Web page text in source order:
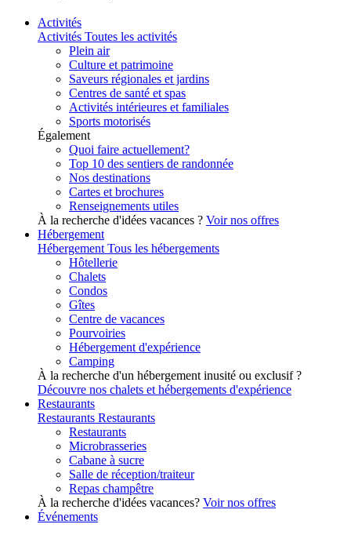
Activités
Activités Toutes les activités
Plein air
Culture et patrimoine
Saveurs régionales et jardins
Centres de santé et spas
Activités intérieures et familiales
Sports motorisés
Également
Quoi faire actuellement?
Top 10 des sentiers de randonnée
Nos destinations
Cartes et brochures
Renseignements utiles
À la recherche d'idées vacances ? Voir nos offres
Hébergement
Hébergement Tous les hébergements
Hôtellerie
Chalets
Condos
Gîtes
Centre de vacances
Pourvoiries
Hébergement d'expérience
Camping
À la recherche d'un hébergement inusité ou exclusif ?
Découvre nos chalets et hébergements d'expérience
Restaurants
Restaurants Restaurants
Restaurants
Microbrasseries
Cabane à sucre
Salle de réception/traiteur
Repas champêtre
À la recherche d'idées vacances? Voir nos offres
Événements